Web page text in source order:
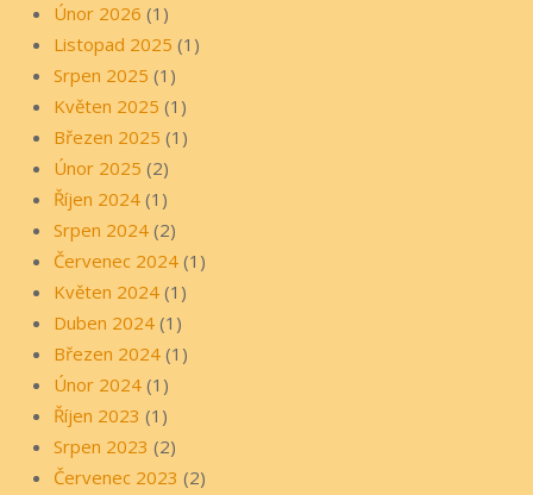
Únor 2026 (1)
Listopad 2025 (1)
Srpen 2025 (1)
Květen 2025 (1)
Březen 2025 (1)
Únor 2025 (2)
Říjen 2024 (1)
Srpen 2024 (2)
Červenec 2024 (1)
Květen 2024 (1)
Duben 2024 (1)
Březen 2024 (1)
Únor 2024 (1)
Říjen 2023 (1)
Srpen 2023 (2)
Červenec 2023 (2)